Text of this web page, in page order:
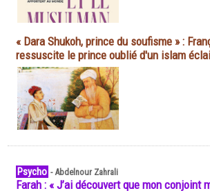
« Dara Shukoh, prince du soufisme » :
ressuscite le prince oublié d'un islam
Psycho -Abdelnour Zahrali
Farah : « J’ai découvert que mon conjoint